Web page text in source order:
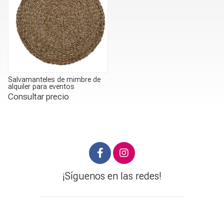
Salvamanteles de mimbre de
alquiler para eventos
Consultar precio
¡Síguenos en las redes!